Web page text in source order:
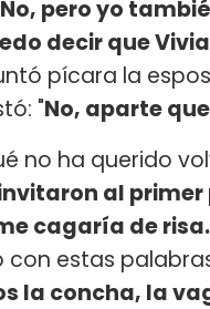
No, pero yo
decir que
pícara la
"No, aparte
no ha querido
al
cagaría de
con estas
la concha, la